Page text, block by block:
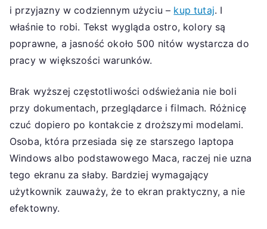
i przyjazny w codziennym użyciu – kup tutaj. I
właśnie to robi. Tekst wygląda ostro, kolory są
poprawne, a jasność około 500 nitów wystarcza do
pracy w większości warunków.
Brak wyższej częstotliwości odświeżania nie boli
przy dokumentach, przeglądarce i filmach. Różnicę
czuć dopiero po kontakcie z droższymi modelami.
Osoba, która przesiada się ze starszego laptopa
Windows albo podstawowego Maca, raczej nie uzna
tego ekranu za słaby. Bardziej wymagający
użytkownik zauważy, że to ekran praktyczny, a nie
efektowny.